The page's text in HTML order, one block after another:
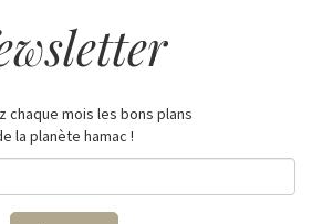
chaque mois les bons plans
la planète hamac !